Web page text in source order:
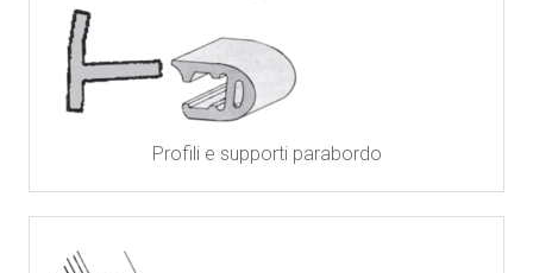
Profili e supporti parabordo